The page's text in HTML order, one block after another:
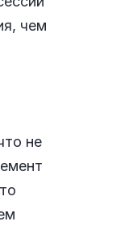
чем
не